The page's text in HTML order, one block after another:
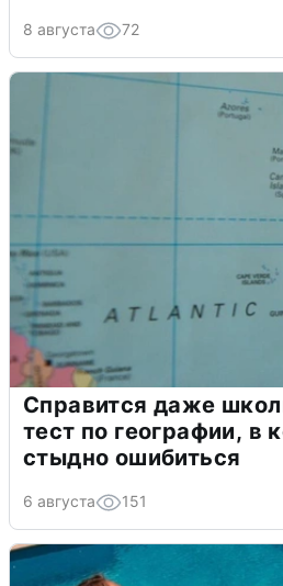
8 августа 72
Справится даже
тест по географии, в
стыдно ошибиться
6 августа 151